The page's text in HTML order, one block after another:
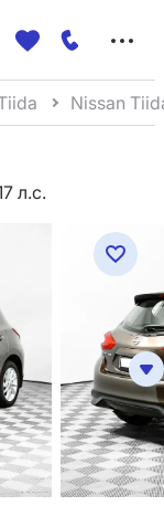
Nissan
л.с.